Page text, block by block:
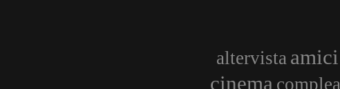
altervista amici
cinema